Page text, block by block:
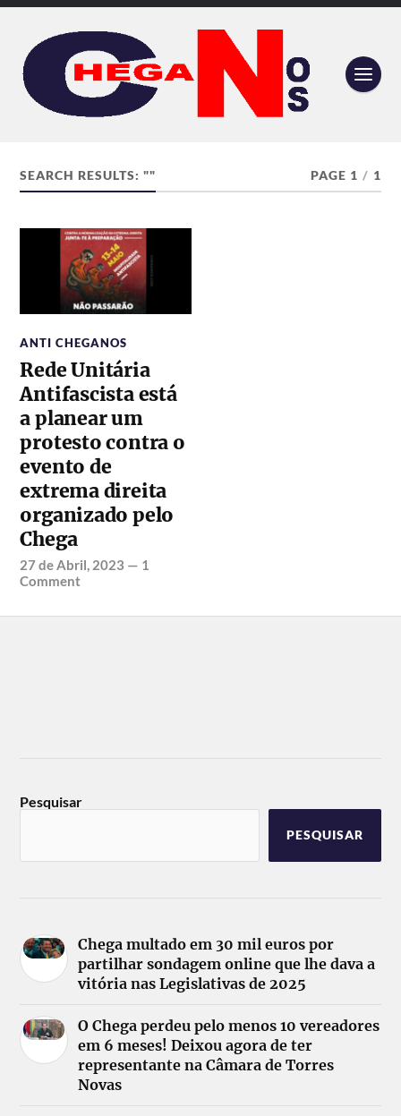
SEARCH RESULTS: "" PAGE 1 / 1
ANTI CHEGANOS
Rede Unitária
Antifascista está
a planear um
protesto contra o
evento de
extrema direita
organizado pelo
Chega
27 de Abril, 2023 — 1
Comment
Pesquisar
PESQUISAR
Chega multado em 30 mil euros por
partilhar sondagem online que lhe dava a
vitória nas Legislativas de 2025
O Chega perdeu pelo menos 10 vereadores
em 6 meses! Deixou agora de ter
representante na Câmara de Torres
Novas